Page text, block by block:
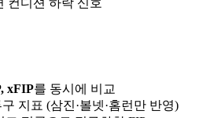
컨디션 하락 신호
xFIP를 동시에 비교
지표 (삼진·볼넷·홈런만 반영)